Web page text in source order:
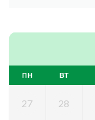
ПН ВТ
27 28